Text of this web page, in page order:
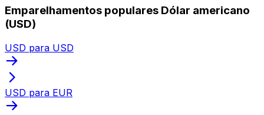
Emparelhamentos populares Dólar americano
(USD)
USD para USD
USD para EUR